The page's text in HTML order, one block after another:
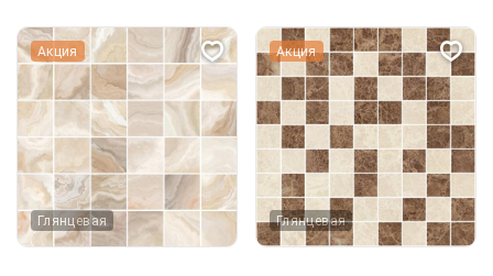
Акция
Глянцевая
Акция
Глянцевая